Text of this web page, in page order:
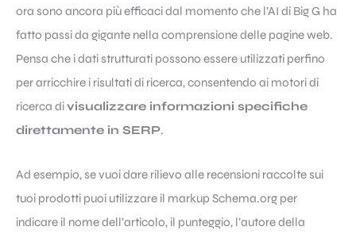
ora sono ancora più efficaci dal momento che l’AI di Big G ha
fatto passi da gigante nella comprensione delle pagine web.
Pensa che i dati strutturati possono essere utilizzati perfino
per arricchire i risultati di ricerca, consentendo ai motori di
ricerca divisualizzare informazioni specifiche
direttamente in SERP.
Ad esempio, se vuoi dare rilievo alle recensioni raccolte sui
tuoi prodotti puoi utilizzare il markup Schema.org per
indicare il nome dell’articolo, il punteggio, l’autore della